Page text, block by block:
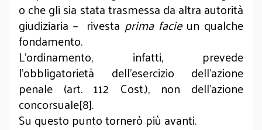
o che gli sia stata trasmessa da altra autorità
giudiziaria – rivesta prima facieun qualche
fondamento.
L’ordinamento, infatti, prevede
l’obbligatorietà dell’esercizio dell’azione
penale (art. 112 Cost.), non dell’azione
concorsuale[8].
Su questo punto tornerò più avanti.